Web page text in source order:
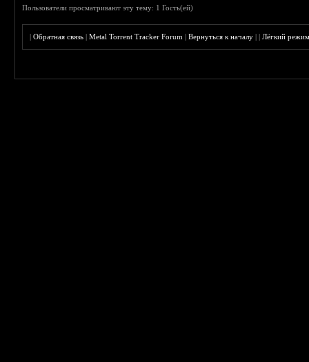
Пользователи просматривают эту тему: 1 Гость(ей)
|Обратная связь |Metal Torrent Tracker Forum |Вернуться к началу ||Лёгкий